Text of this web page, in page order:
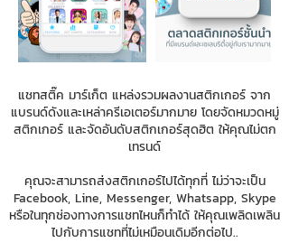
แชทสติ๊ค มาร์เก็ต แหล่งรวมผลงานสติกเกอร์ จาก
แบรนด์ดังและเหล่าครีเอเตอร์มากมาย โดยจัดหมวดหมู่
สติกเกอร์ และจัดอันดับสติกเกอร์สุดฮิต ให้คุณไม่ตก
เทรนด์
คุณจะสามารถส่งสติกเกอร์ไปได้ทุกที่ ไม่ว่าจะเป็น
Facebook, Line, Messenger, Whatsapp, Skype
หรือในทุกช่องทางการแชทไหนก็ทำได้ ให้คุณเพลิดเพลิน
ไปกับการแชทที่ไม่เหมือนเดิมอีกต่อไป..